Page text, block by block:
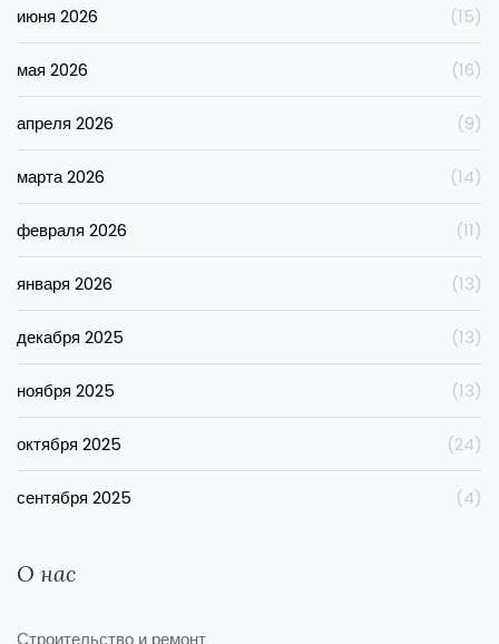
июня 2026 (15)
мая 2026 (16)
апреля 2026 (9)
марта 2026 (14)
февраля 2026 (11)
января 2026 (13)
декабря 2025 (13)
ноября 2025 (13)
октября 2025 (24)
сентября 2025 (4)
О нас
Строительство и ремонт